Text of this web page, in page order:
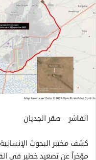
الفاشر – صقر الجديان
كشف مختبر البحوث
مؤخراً عن تصعيد خطير في